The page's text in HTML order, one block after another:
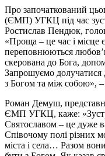
Про започаткований
(ЄМП) УГКЦ під час
Ростислав Пендюк,
«Проща – це час і місце
переповнюються
скерована до Бога,
Запрошуємо долучатися
з Богом та між собою»,
Роман Демуш,
ЄМП УГКЦ, каже:
Святославом – це дуже
Співочому полі різних
міста і села… Разом